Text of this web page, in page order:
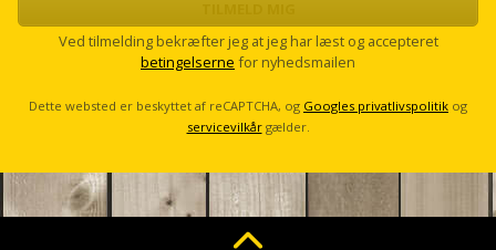
Stiksav
Stiksavsklinge
Støvsugertilbehør
o
Ved tilmelding bekræfter jeg at jeg har læst og accepteret
betingelserne for nyhedsmailen
Dette websted er beskyttet af reCAPTCHA, og Googles privatlivspolitik og
servicevilkårgælder.